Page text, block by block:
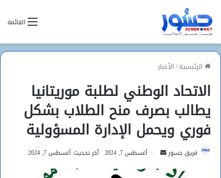
القائمة
الرئيسية/الأخبار
الاتحاد الوطني لطلبة موريتانيا
يطالب بصرف منح الطلاب بشكل
فوري ويحمل الإدارة المسؤولية
فريق جسور
أرسل أغسطس 7, 2024 آخر تحديث: أغسطس 7, 2024